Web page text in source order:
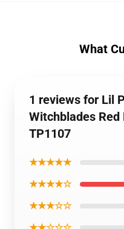
What
1 reviews for Lil
Witchblades
TP1107
★★★★★
★★★★☆
★★★☆☆